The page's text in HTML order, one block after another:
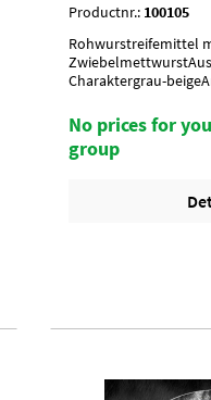
Productnr.: 100105
Rohwurstreifemittel
Charaktergrau-
kgUmverpackung20
Krt. per Palette
No prices for
group